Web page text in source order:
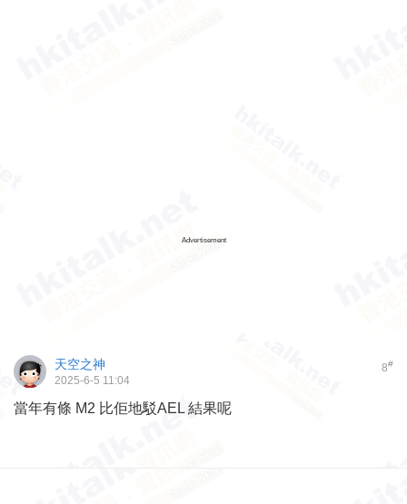
Advertisement
8#
天空之神
2025-6-5 11:04
當年有條 M2 比佢地駁AEL 結果呢